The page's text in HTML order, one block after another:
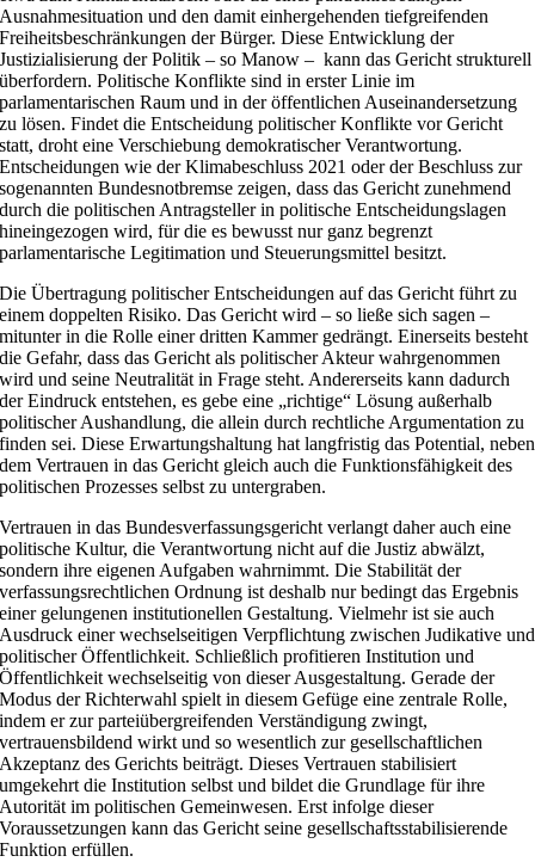
Ausnahmesituation und den damit einhergehenden tiefgreifenden
Freiheitsbeschränkungen der Bürger. Diese Entwicklung der
Justizialisierung der Politik – so Manow – kann das Gericht strukturell
überfordern. Politische Konflikte sind in erster Linie im
parlamentarischen Raum und in der öffentlichen Auseinandersetzung
zu lösen. Findet die Entscheidung politischer Konflikte vor Gericht
statt, droht eine Verschiebung demokratischer Verantwortung.
Entscheidungen wie der Klimabeschluss 2021 oder der Beschluss zur
sogenannten Bundesnotbremse zeigen, dass das Gericht zunehmend
durch die politischen Antragsteller in politische Entscheidungslagen
hineingezogen wird, für die es bewusst nur ganz begrenzt
parlamentarische Legitimation und Steuerungsmittel besitzt.
Die Übertragung politischer Entscheidungen auf das Gericht führt zu
einem doppelten Risiko. Das Gericht wird – so ließe sich sagen –
mitunter in die Rolle einer dritten Kammer gedrängt. Einerseits besteht
die Gefahr, dass das Gericht als politischer Akteur wahrgenommen
wird und seine Neutralität in Frage steht. Andererseits kann dadurch
der Eindruck entstehen, es gebe eine „richtige“ Lösung außerhalb
politischer Aushandlung, die allein durch rechtliche Argumentation zu
finden sei. Diese Erwartungshaltung hat langfristig das Potential, neben
dem Vertrauen in das Gericht gleich auch die Funktionsfähigkeit des
politischen Prozesses selbst zu untergraben.
Vertrauen in das Bundesverfassungsgericht verlangt daher auch eine
politische Kultur, die Verantwortung nicht auf die Justiz abwälzt,
sondern ihre eigenen Aufgaben wahrnimmt. Die Stabilität der
verfassungsrechtlichen Ordnung ist deshalb nur bedingt das Ergebnis
einer gelungenen institutionellen Gestaltung. Vielmehr ist sie auch
Ausdruck einer wechselseitigen Verpflichtung zwischen Judikative und
politischer Öffentlichkeit. Schließlich profitieren Institution und
Öffentlichkeit wechselseitig von dieser Ausgestaltung. Gerade der
Modus der Richterwahl spielt in diesem Gefüge eine zentrale Rolle,
indem er zur parteiübergreifenden Verständigung zwingt,
vertrauensbildend wirkt und so wesentlich zur gesellschaftlichen
Akzeptanz des Gerichts beiträgt. Dieses Vertrauen stabilisiert
umgekehrt die Institution selbst und bildet die Grundlage für ihre
Autorität im politischen Gemeinwesen. Erst infolge dieser
Voraussetzungen kann das Gericht seine gesellschaftsstabilisierende
Funktion erfüllen.